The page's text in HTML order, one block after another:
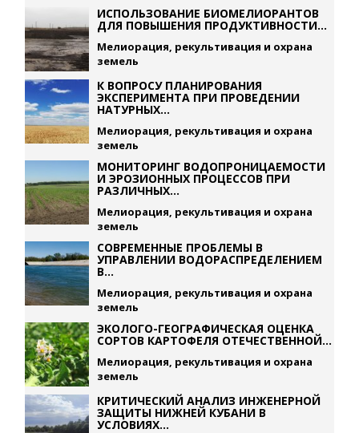
ИСПОЛЬЗОВАНИЕ БИОМЕЛИОРАНТОВ
ДЛЯ ПОВЫШЕНИЯ ПРОДУКТИВНОСТИ...
Мелиорация, рекультивация и охрана
земель
К ВОПРОСУ ПЛАНИРОВАНИЯ
ЭКСПЕРИМЕНТА ПРИ ПРОВЕДЕНИИ
НАТУРНЫХ...
Мелиорация, рекультивация и охрана
земель
МОНИТОРИНГ ВОДОПРОНИЦАЕМОСТИ
И ЭРОЗИОННЫХ ПРОЦЕССОВ ПРИ
РАЗЛИЧНЫХ...
Мелиорация, рекультивация и охрана
земель
СОВРЕМЕННЫЕ ПРОБЛЕМЫ В
УПРАВЛЕНИИ ВОДОРАСПРЕДЕЛЕНИЕМ
В...
Мелиорация, рекультивация и охрана
земель
ЭКОЛОГО-ГЕОГРАФИЧЕСКАЯ ОЦЕНКА
СОРТОВ КАРТОФЕЛЯ ОТЕЧЕСТВЕННОЙ...
Мелиорация, рекультивация и охрана
земель
КРИТИЧЕСКИЙ АНАЛИЗ ИНЖЕНЕРНОЙ
ЗАЩИТЫ НИЖНЕЙ КУБАНИ В
УСЛОВИЯХ...